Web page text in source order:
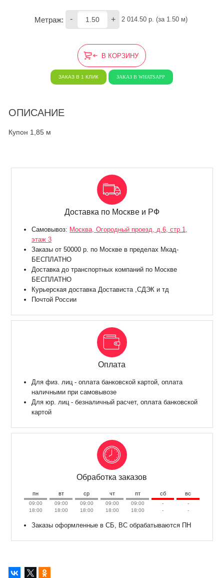
Метраж: - + 2 014.50 р. (за 1.50 м)
В КОРЗИНУ
ЗАКАЗ В 1 КЛИК ЗАКАЗ В WHATSAPP
ОПИСАНИЕ
Купон 1,85 м
Доставка по Москве и РФ
Самовывоз: Москва, Огородный проезд, д.6, стр.1,
этаж 3
Заказы от 50000 р. по Москве в пределах Мкад-
БЕСПЛАТНО
Доставка до транспортных компаний по Москве
БЕСПЛАТНО
Курьерская доставка Достависта ,СДЭК и тд
Почтой России
Оплата
Для физ. лиц - оплата банковской картой, оплата
наличными при самовывозе
Для юр. лиц - безналичный расчет, оплата банковской
картой
Обработка заказов
пн вт ср чт пт сб вс
09:00
18:00
09:00
18:00
09:00
18:00
09:00
18:00
09:00
18:00
-
-
-
-
Заказы оформленные в СБ, ВС обрабатываются ПН